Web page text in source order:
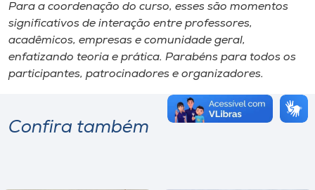
Para a coordenação do curso, esses são momentos
significativos de interação entre professores,
acadêmicos, empresas e comunidade geral,
enfatizando teoria e prática. Parabéns para todos os
participantes, patrocinadores e organizadores.
Confira também